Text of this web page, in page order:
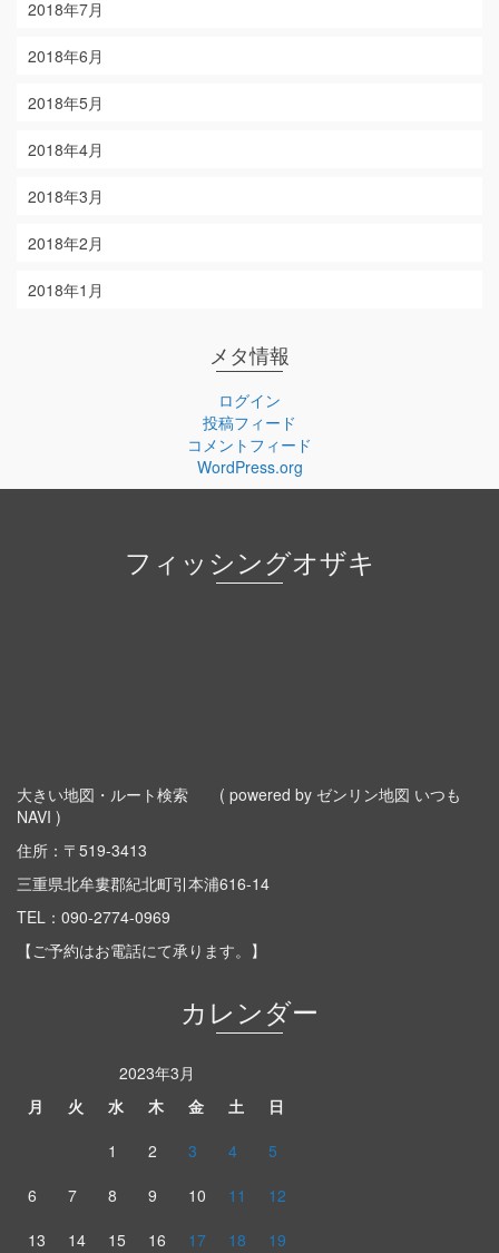
2018年7月
2018年6月
2018年5月
2018年4月
2018年3月
2018年2月
2018年1月
メタ情報
ログイン
投稿フィード
コメントフィード
WordPress.org
フィッシングオザキ
大きい地図・ルート検索
( powered by ゼンリン地図 いつも
NAVI )
住所：〒519-3413
三重県北牟婁郡紀北町引本浦616-14
TEL： 090-2774-0969
【ご予約はお電話にて承ります。】
カレンダー
2023年3月
月
火 水 木 金 土
日
1
2 3 4
5
6
7 8 9 10 11
12
13
14 15 16 17 18
19